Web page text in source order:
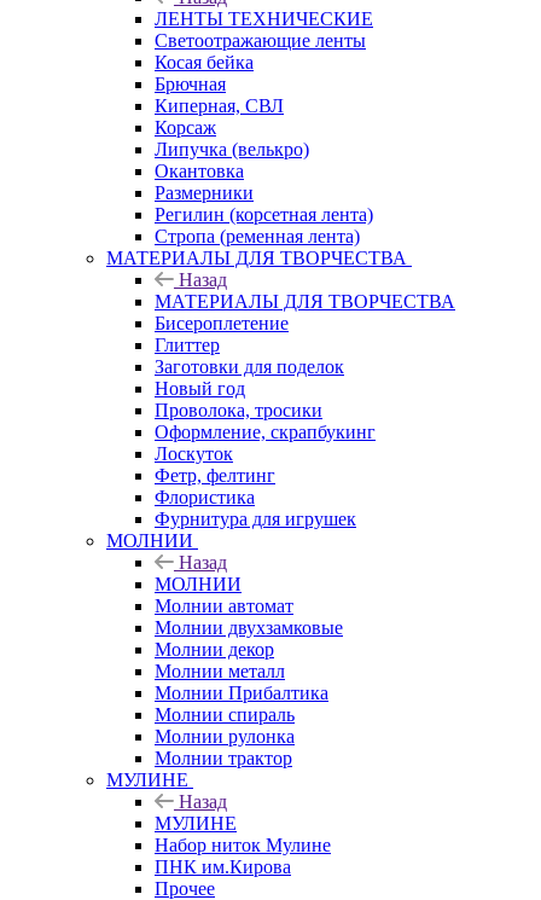
ЛЕНТЫ ТЕХНИЧЕСКИЕ
Светоотражающие ленты
Косая бейка
Брючная
Киперная, СВЛ
Корсаж
Липучка (велькро)
Окантовка
Размерники
Регилин (корсетная лента)
Стропа (ременная лента)
МАТЕРИАЛЫ ДЛЯ ТВОРЧЕСТВА
Назад
МАТЕРИАЛЫ ДЛЯ ТВОРЧЕСТВА
Бисероплетение
Глиттер
Заготовки для поделок
Новый год
Проволока, тросики
Оформление, скрапбукинг
Лоскуток
Фетр, фелтинг
Флористика
Фурнитура для игрушек
МОЛНИИ
Назад
МОЛНИИ
Молнии автомат
Молнии двухзамковые
Молнии декор
Молнии металл
Молнии Прибалтика
Молнии спираль
Молнии рулонка
Молнии трактор
МУЛИНЕ
Назад
МУЛИНЕ
Набор ниток Мулине
ПНК им.Кирова
Прочее